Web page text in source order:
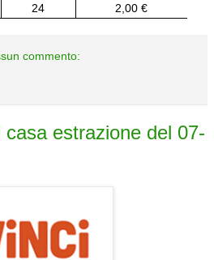
24 2,00 €
commento:
estrazione del 07-